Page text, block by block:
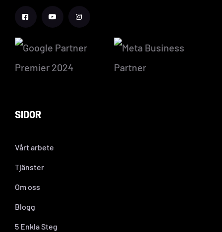
SIDOR
Vårt arbete
Tjänster
Om oss
Blogg
5 Enkla Steg